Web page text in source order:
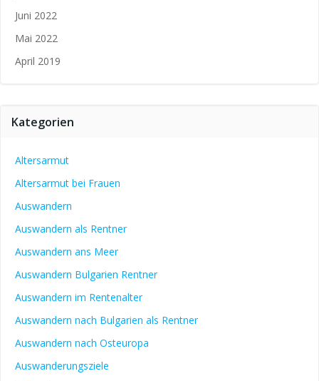
Juni 2022
Mai 2022
April 2019
Kategorien
Altersarmut
Altersarmut bei Frauen
Auswandern
Auswandern als Rentner
Auswandern ans Meer
Auswandern Bulgarien Rentner
Auswandern im Rentenalter
Auswandern nach Bulgarien als Rentner
Auswandern nach Osteuropa
Auswanderungsziele